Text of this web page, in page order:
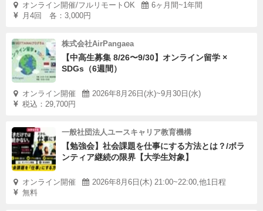
オンライン開催/フルリモートOK
6ヶ月間~1年間
月4回 各：3,000円
株式会社AirPangaea
【中高生募集 8/26〜9/30】オンライン留学 ×
SDGs（6週間）
オンライン開催
2026年8月26日(水)~9月30日(水)
税込：29,700円
一般社団法人ユースキャリア教育機構
【勉強会】社会課題を仕事にする方法とは？/ボラ
ンティア継続の限界【大学生対象】
オンライン開催
2026年8月6日(木) 21:00~22:00,他1日程
無料